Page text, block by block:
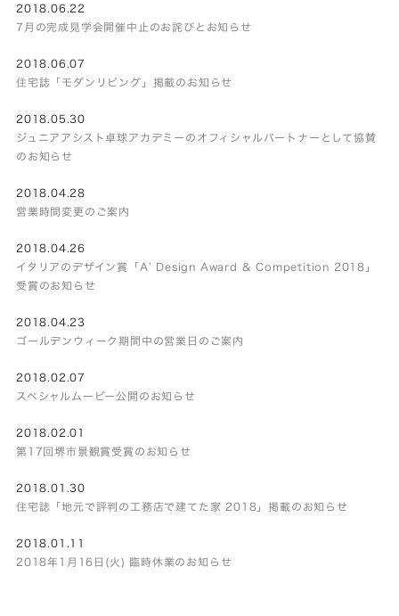
2018.06.22
7月の完成見学会開催中止のお詫びとお知らせ
2018.06.07
住宅誌「モダンリビング」掲載のお知らせ
2018.05.30
ジュニアアシスト卓球アカデミーのオフィシャルパートナーとして協賛
のお知らせ
2018.04.28
営業時間変更のご案内
2018.04.26
イタリアのデザイン賞「A’ Design Award & Competition 2018」
受賞のお知らせ
2018.04.23
ゴールデンウィーク期間中の営業日のご案内
2018.02.07
スペシャルムービー公開のお知らせ
2018.02.01
第17回堺市景観賞受賞のお知らせ
2018.01.30
住宅誌「地元で評判の工務店で建てた家 2018」掲載のお知らせ
2018.01.11
2018年1月16日(火) 臨時休業のお知らせ